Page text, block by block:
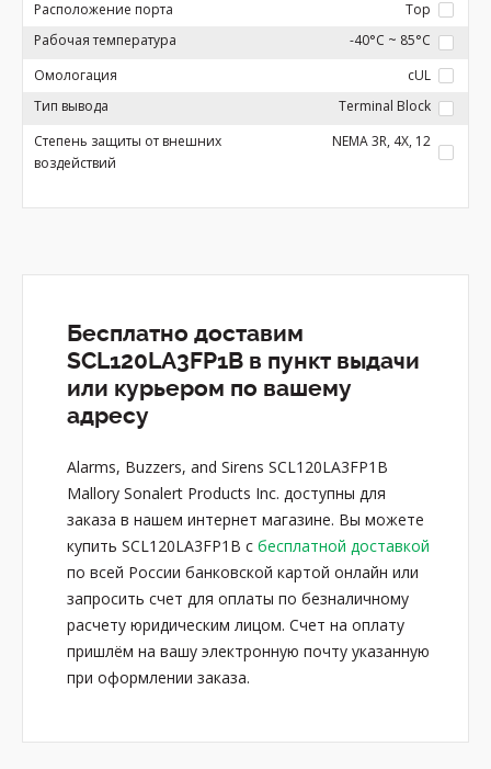
Расположение порта
Top
Рабочая температура
-40°C ~ 85°C
Омологация
cUL
Тип вывода
Terminal Block
Степень защиты от внешних
воздействий
NEMA 3R, 4X, 12
Бесплатно доставим
SCL120LA3FP1B в пункт выдачи
или курьером по вашему
адресу
Alarms, Buzzers, and Sirens SCL120LA3FP1B
Mallory Sonalert Products Inc. доступны для
заказа в нашем интернет магазине. Вы можете
купить SCL120LA3FP1B с бесплатной доставкой
по всей России банковской картой онлайн или
запросить счет для оплаты по безналичному
расчету юридическим лицом. Счет на оплату
пришлём на вашу электронную почту указанную
при оформлении заказа.